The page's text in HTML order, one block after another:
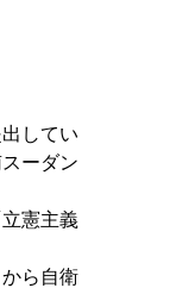
してい
ーダン
憲主義
ら自衛